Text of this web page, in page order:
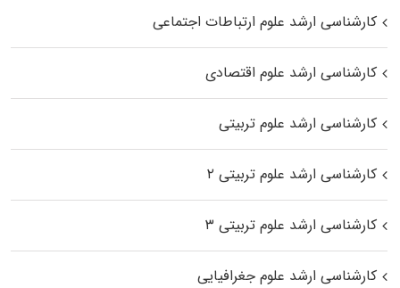
کارشناسی ارشد علوم ارتباطات اجتماعی
کارشناسی ارشد علوم اقتصادی
کارشناسی ارشد علوم تربیتی
کارشناسی ارشد علوم تربیتی ۲
کارشناسی ارشد علوم تربیتی ۳
کارشناسی ارشد علوم جغرافیایی